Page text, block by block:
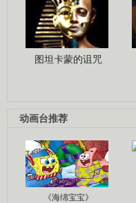
图坦卡蒙的诅咒
动画台推荐
《海绵宝宝》